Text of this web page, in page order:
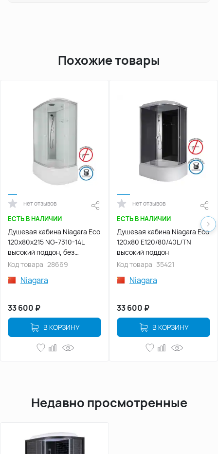
Похожие товары
нет отзывов
ЕСТЬ В НАЛИЧИИ
Душевая кабина Niagara Eco
120х80х215 NG-7310-14L
высокий поддон, без
гидромассажа
Код товара 28669
Niagara
33 600 ₽
В КОРЗИНУ
нет отзывов
ЕСТЬ В НАЛИЧИИ
Душевая кабина Niagara Eco
120х80 E120/80/40L/TN
высокий поддон
Код товара 35421
Niagara
33 600 ₽
В КОРЗИНУ
Недавно просмотренные